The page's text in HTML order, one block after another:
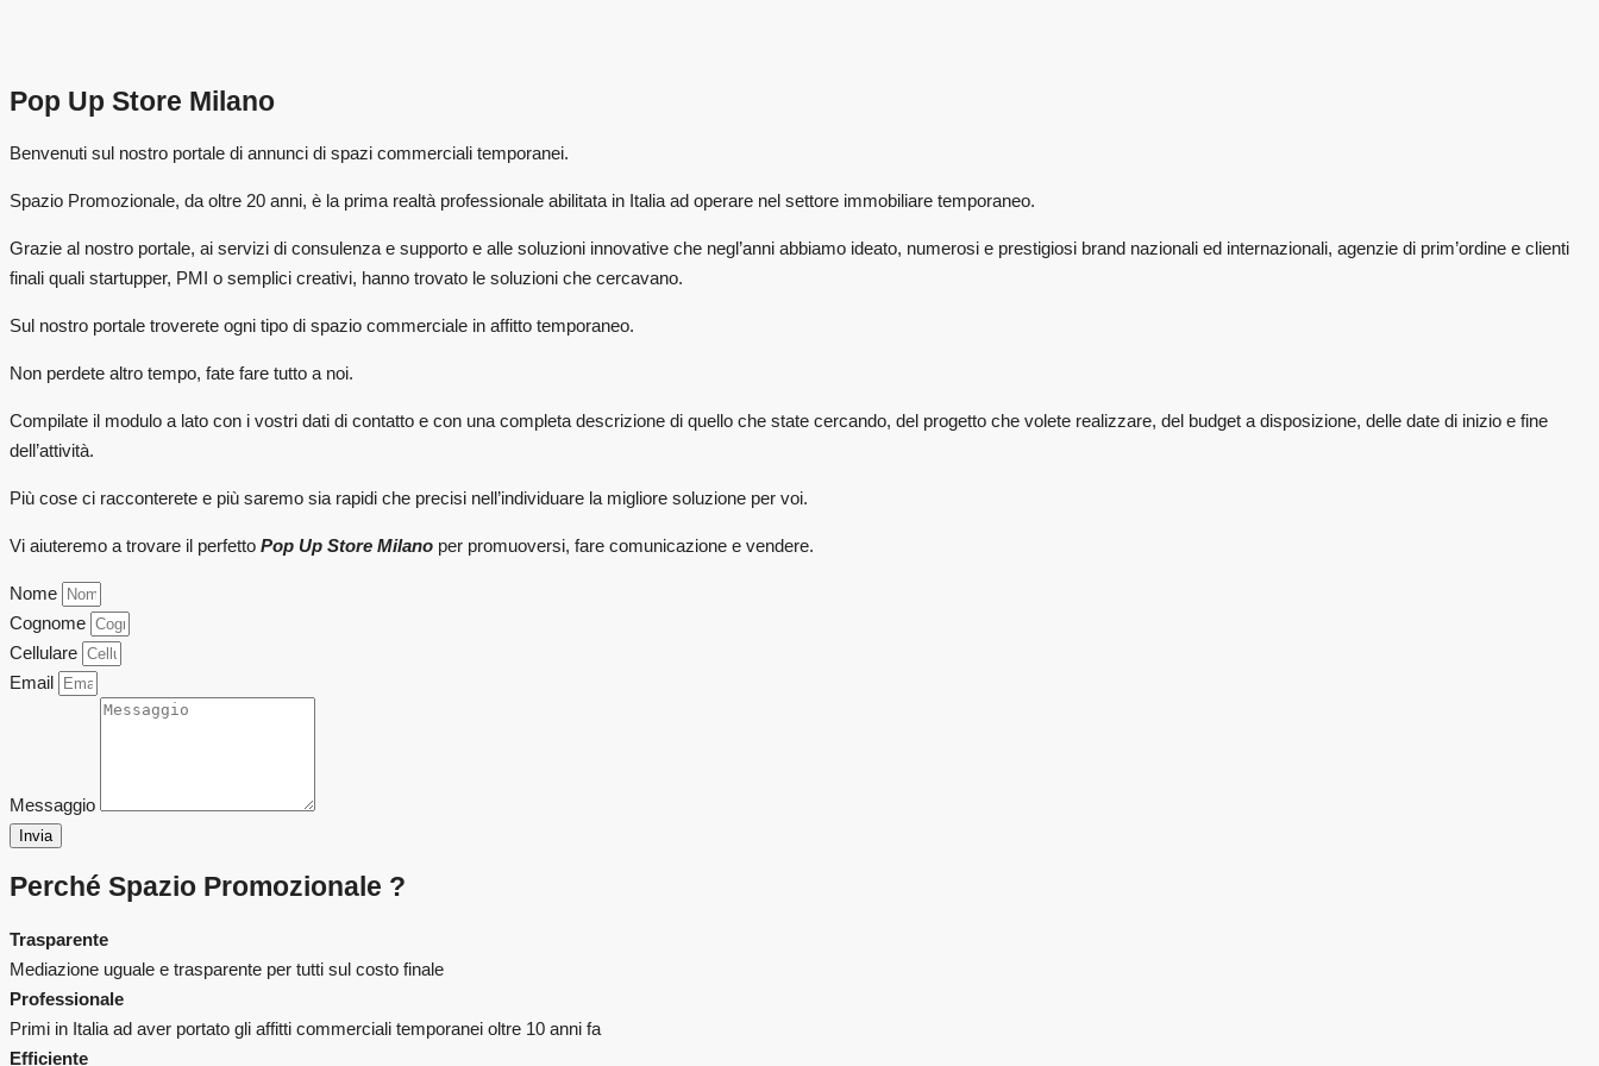
Pop Up Store Milano
Benvenuti sul nostro portale di annunci di spazi commerciali temporanei.
Spazio Promozionale, da oltre 20 anni, è la prima realtà professionale abilitata in Italia ad operare nel settore immobiliare temporaneo.
Grazie al nostro portale, ai servizi di consulenza e supporto e alle soluzioni innovative che negl’anni abbiamo ideato, numerosi e prestigiosi brand nazionali ed internazionali, agenzie di prim’ordine e clienti
finali quali startupper, PMI o semplici creativi, hanno trovato le soluzioni che cercavano.
Sul nostro portale troverete ogni tipo di spazio commerciale in affitto temporaneo.
Non perdete altro tempo, fate fare tutto a noi.
Compilate il modulo a lato con i vostri dati di contatto e con una completa descrizione di quello che state cercando, del progetto che volete realizzare, del budget a disposizione, delle date di inizio e fine
dell’attività.
Più cose ci racconterete e più saremo sia rapidi che precisi nell’individuare la migliore soluzione per voi.
Vi aiuteremo a trovare il perfetto Pop Up Store Milano per promuoversi, fare comunicazione e vendere.
Nome
Cognome
Cellulare
Email
Messaggio
Invia
Perché Spazio Promozionale ?
Trasparente
Mediazione uguale e trasparente per tutti sul costo finale
Professionale
Primi in Italia ad aver portato gli affitti commerciali temporanei oltre 10 anni fa
Efficiente